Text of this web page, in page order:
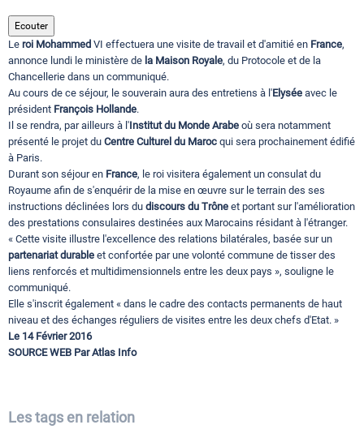
Contact
Ecouter
Le roi Mohammed VI effectuera une visite de travail et d'amitié en France,
annonce lundi le ministère de la Maison Royale, du Protocole et de la
Chancellerie dans un communiqué.
Au cours de ce séjour, le souverain aura des entretiens à l'Elysée avec le
président François Hollande.
Il se rendra, par ailleurs à l'Institut du Monde Arabe où sera notamment
présenté le projet du Centre Culturel du Maroc qui sera prochainement édifié
à Paris.
Durant son séjour en France, le roi visitera également un consulat du
Royaume afin de s'enquérir de la mise en œuvre sur le terrain des ses
instructions déclinées lors du discours du Trône et portant sur l'amélioration
des prestations consulaires destinées aux Marocains résidant à l'étranger.
« Cette visite illustre l'excellence des relations bilatérales, basée sur un
partenariat durable et confortée par une volonté commune de tisser des
liens renforcés et multidimensionnels entre les deux pays », souligne le
communiqué.
Elle s'inscrit également « dans le cadre des contacts permanents de haut
niveau et des échanges réguliers de visites entre les deux chefs d'Etat. »
Le 14 Février 2016
SOURCE WEB Par Atlas Info
Les tags en relation